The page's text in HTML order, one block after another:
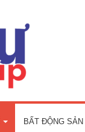
BẤT ĐỘNG SẢN